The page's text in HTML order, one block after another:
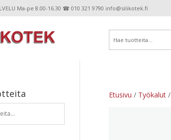
Ma-pe 8.00-16.30 ☎ 010 321 9790 info@silikotek.fi
Etusivu / Työkalut/